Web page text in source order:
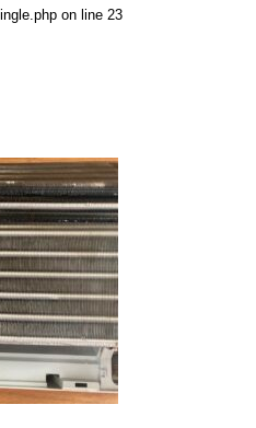
on line 23